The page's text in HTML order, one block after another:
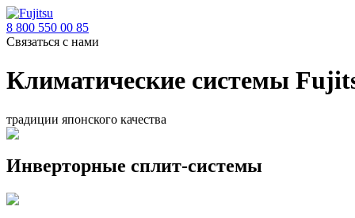
8 800 550 00 85
Связаться с нами
Климатические системы
традиции японского качества
Инверторные сплит-системы